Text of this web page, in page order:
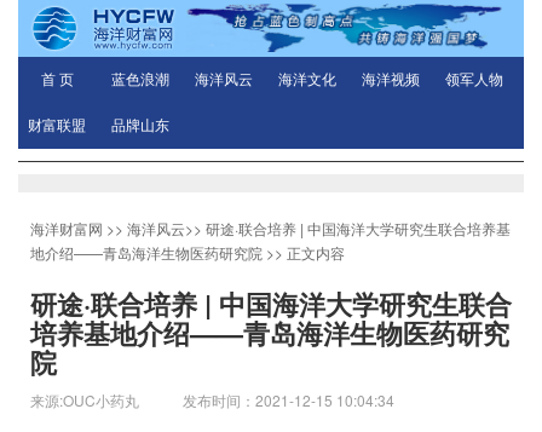
首 页 蓝色浪潮 海洋风云 海洋文化 海洋视频 领军人物
财富联盟 品牌山东
海洋财富网 >> 海洋风云>> 研途·联合培养 | 中国海洋大学研究生联合培养基
地介绍——青岛海洋生物医药研究院 >> 正文内容
研途·联合培养 | 中国海洋大学研究生联合
培养基地介绍——青岛海洋生物医药研究
院
来源:OUC小药丸 发布时间：2021-12-15 10:04:34